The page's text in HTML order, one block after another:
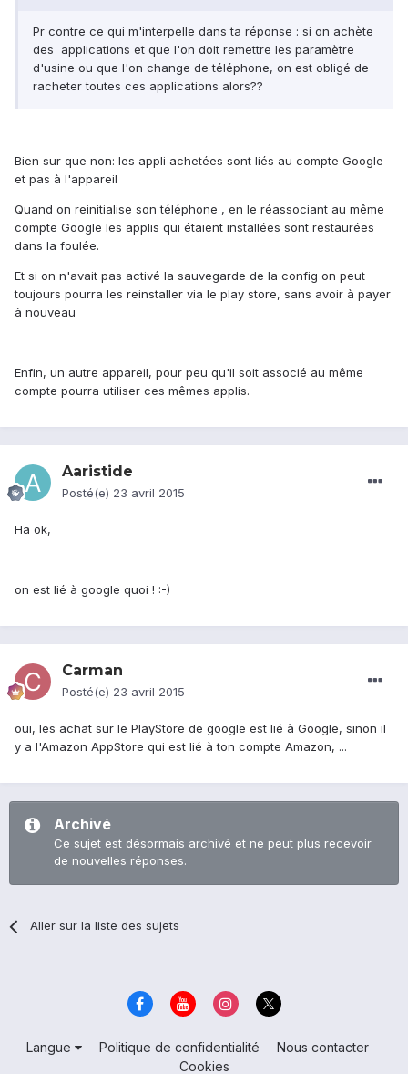
Pr contre ce qui m'interpelle dans ta réponse : si on achète
des applications et que l'on doit remettre les paramètre
d'usine ou que l'on change de téléphone, on est obligé de
racheter toutes ces applications alors??
Bien sur que non: les appli achetées sont liés au compte Google
et pas à l'appareil
Quand on reinitialise son téléphone , en le réassociant au même
compte Google les applis qui étaient installées sont restaurées
dans la foulée.
Et si on n'avait pas activé la sauvegarde de la config on peut
toujours pourra les reinstaller via le play store, sans avoir à payer
à nouveau
Enfin, un autre appareil, pour peu qu'il soit associé au même
compte pourra utiliser ces mêmes applis.
Aaristide
Posté(e) 23 avril 2015
Ha ok,
on est lié à google quoi ! :-)
Carman
Posté(e) 23 avril 2015
oui, les achat sur le PlayStore de google est lié à Google, sinon il
y a l'Amazon AppStore qui est lié à ton compte Amazon, ...
Archivé
Ce sujet est désormais archivé et ne peut plus recevoir
de nouvelles réponses.
Aller sur la liste des sujets
Langue Politique de confidentialité
Nous contacter
Cookies